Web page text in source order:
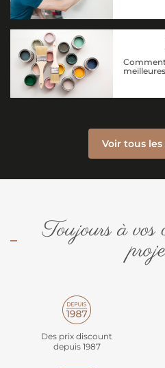
Voir tous
Toujours à vos
Des prix discount
depuis 1987